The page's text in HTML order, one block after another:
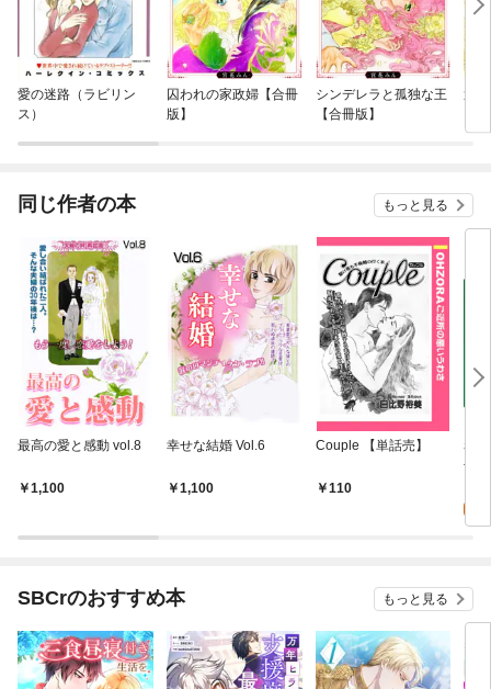
愛の迷路（ラビリン
ス）
囚われの家政婦【合冊
版】
シンデレラと孤独な王
【合冊版】
運
同じ作者の本 もっと見る
最高の愛と感動 vol.8
1,100
幸せな結婚 Vol.6
1,100
Couple 【単話売】
110
赤
冊
SBCrのおすすめ本 もっと見る